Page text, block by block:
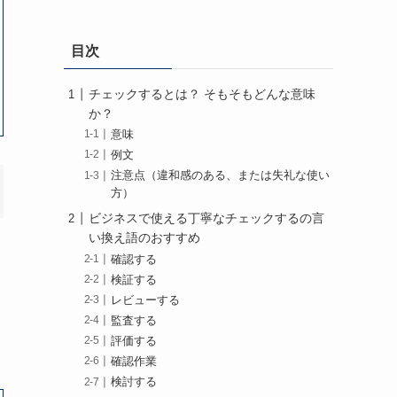
目次
チェックするとは？ そもそもどんな意味
か？
意味
例文
注意点（違和感のある、または失礼な使い
方）
ビジネスで使える丁寧なチェックするの言
い換え語のおすすめ
確認する
検証する
レビューする
監査する
評価する
確認作業
検討する